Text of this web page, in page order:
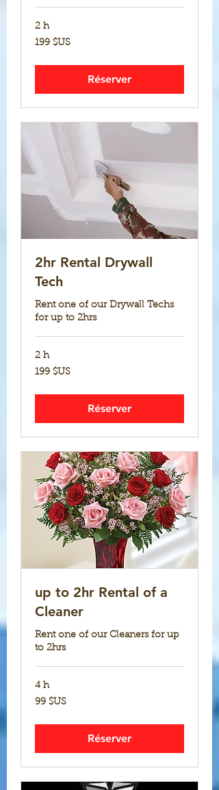
2 h
199
dollars
199 $US
Réserver
2hr Rental Drywall
Tech
Rent one of our Drywall Techs
for up to 2hrs
2 h
199
dollars
199 $US
Réserver
up to 2hr Rental of a
Cleaner
Rent one of our Cleaners for up
to 2hrs
4 h
99
dollars
99 $US
Réserver